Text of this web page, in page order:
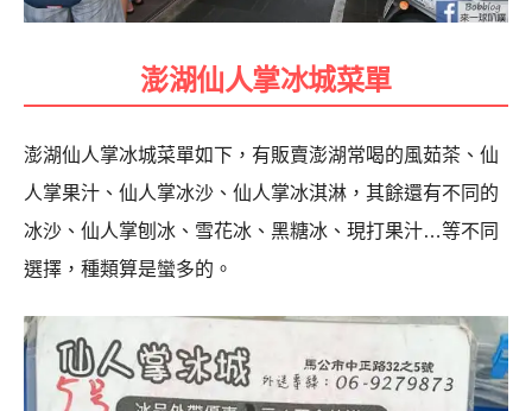
澎湖仙人掌冰城菜單
澎湖仙人掌冰城菜單如下，有販賣澎湖常喝的風茹茶、仙
人掌果汁、仙人掌冰沙、仙人掌冰淇淋，其餘還有不同的
冰沙、仙人掌刨冰、雪花冰、黑糖冰、現打果汁…等不同
選擇，種類算是蠻多的。